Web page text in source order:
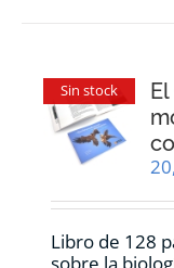
Sin stock
Libro de 128
sobre la